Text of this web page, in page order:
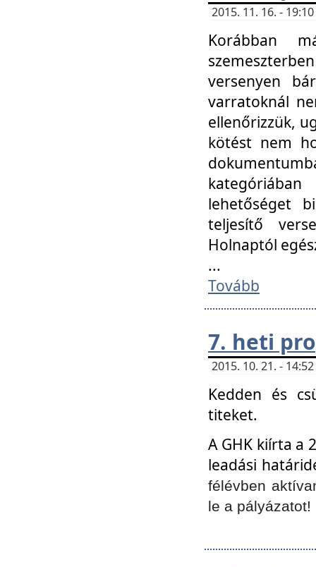
2015. 11. 16. -
Korábban
versenyen
varratoknál
ellenőrizzük,
kötést nem
lehetőséget
teljesítő
Holnaptól
...
Tovább
7. heti
2015. 10. 21. -
Kedden és
titeket.
A GHK kiírta a
leadási
félévben
le a pályázatot!